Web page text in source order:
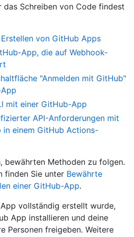
das Schreiben von Code findest
von GitHub Apps
App, die auf Webhook-
"Anmelden mit GitHub"
mit einer GitHub-App
API-Anforderungen mit
in einem GitHub Actions-
bewährten Methoden zu folgen.
finden Sie unter Bewährte
einer GitHub-App.
vollständig erstellt wurde,
App installieren und deine
Personen freigeben. Weitere